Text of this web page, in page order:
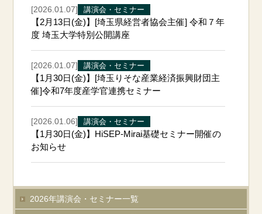
2026年講演会・セミナー一覧
[2026.01.07] 講演会・セミナー
【2月13日(金)】[埼玉県経営者協会主催] 令和７年
度 埼玉大学特別公開講座
[2026.01.07] 講演会・セミナー
【1月30日(金)】[埼玉りそな産業経済振興財団主
催]令和7年度産学官連携セミナー
[2026.01.06] 講演会・セミナー
【1月30日(金)】HiSEP-Mirai基礎セミナー開催の
お知らせ